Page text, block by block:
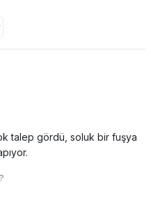
talep gördü, soluk bir fuşya